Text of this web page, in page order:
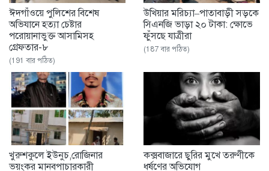
ঈদগাঁওয়ে পুলিশের বিশেষ
অভিযানে হত্যা চেষ্টার
পরোয়ানাভুক্ত আসামিসহ
গ্রেফতার-৮
(191 বার পঠিত)
উখিয়ার মরিচ্যা–পাতাবাড়ী সড়কে
সিএনজি ভাড়া ২০ টাকা: ক্ষোভে
ফুঁসছে যাত্রীরা
(187 বার পঠিত)
খুরুশকুলে ইউনুচ,রোজিনার
ভয়ংকর মানবপাচারকারী
কক্সবাজারে ছুরির মুখে তরুণীকে
ধর্ষণের অভিযোগ